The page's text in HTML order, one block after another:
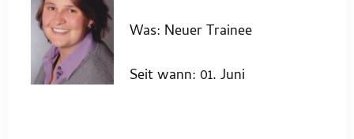
Was: Neuer Trainee
Seit wann: 01. Juni